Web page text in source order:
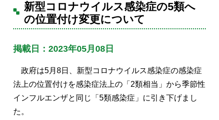
新型コロナウイルス感染症の5類へ
の位置付け変更について
掲載日：2023年05月08日
政府は5月8日、新型コロナウイルス感染症の感染症
法上の位置付けを感染症法上の「2類相当」から季節性
インフルエンザと同じ「5類感染症」に引き下げまし
た。